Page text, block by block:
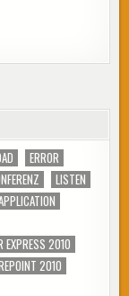
ERROR
LISTEN
EXPRESS 2010
2010